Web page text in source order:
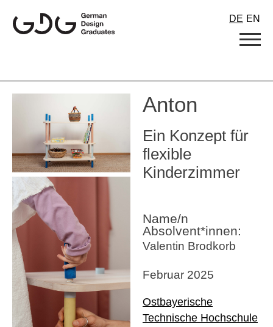
content
DE EN
Anton
Ein Konzept für
flexible
Kinderzimmer
Name/n
Absolvent*innen:
Valentin Brodkorb
Februar 2025
Ostbayerische
Technische Hochschule